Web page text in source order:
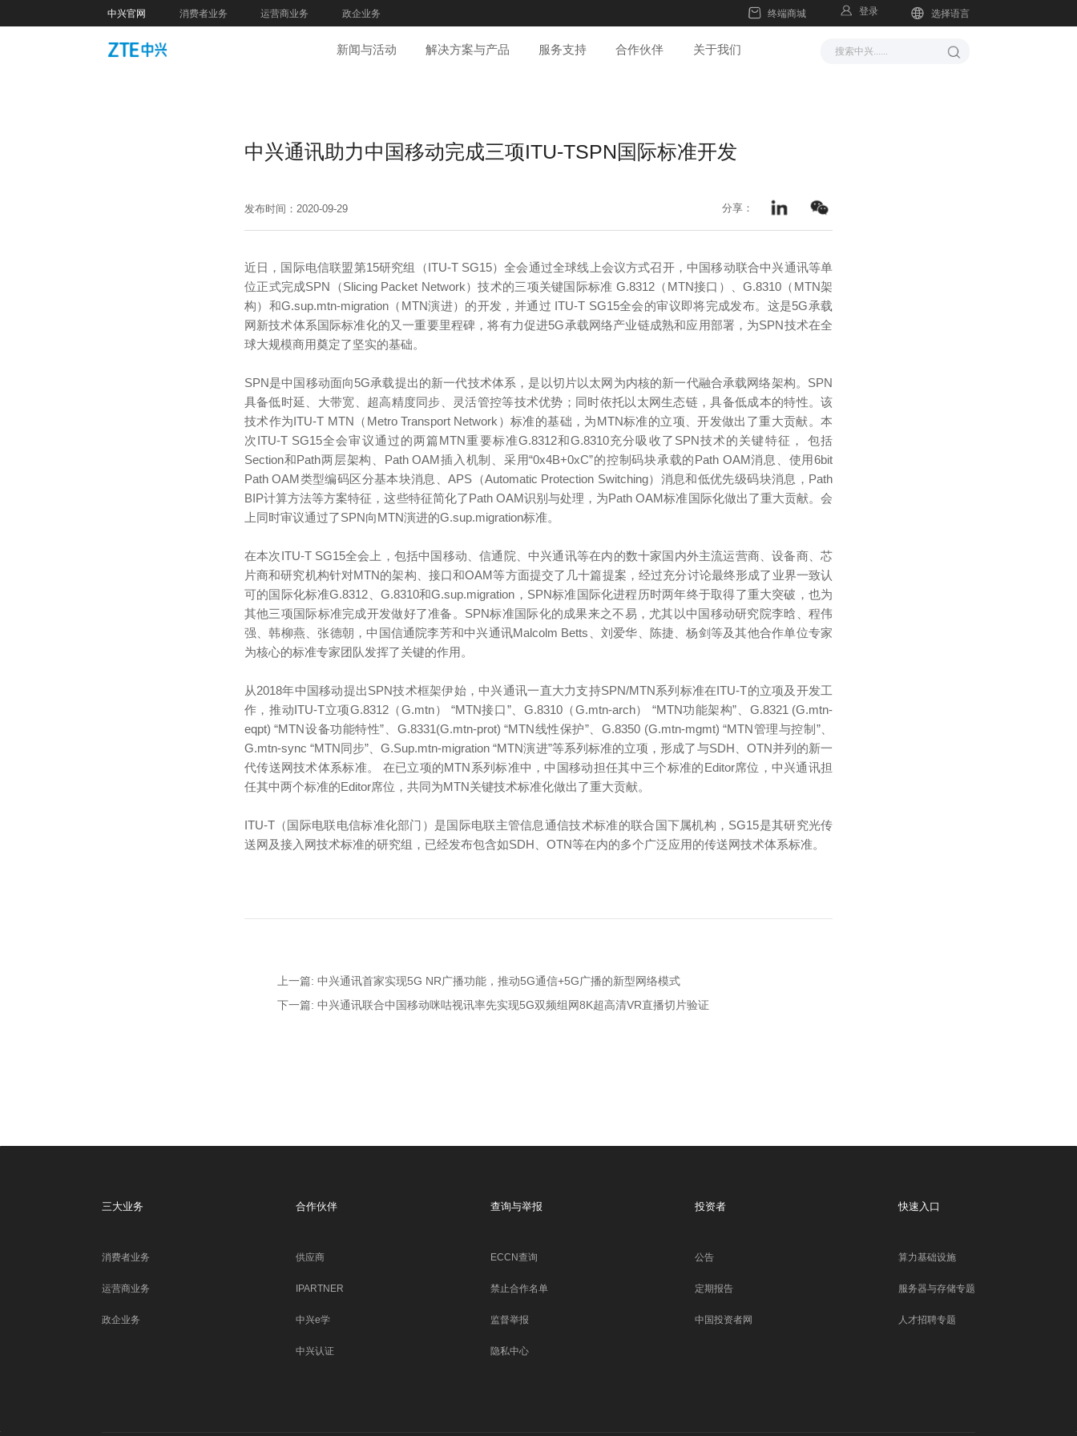
中兴官网 消费者业务 运营商业务 政企业务 终端商城 登录 选择语言
新闻与活动 解决方案与产品 服务支持 合作伙伴 关于我们
中兴通讯助力中国移动完成三项ITU-TSPN国际标准开发
发布时间：2020-09-29 分享：
近日，国际电信联盟第15研究组（ITU-T SG15）全会通过全球线上会议方式召开，中国移动联合中兴通讯等单
位正式完成SPN（Slicing Packet Network）技术的三项关键国际标准 G.8312（MTN接口）、G.8310（MTN架
构）和G.sup.mtn-migration（MTN演进）的开发，并通过 ITU-T SG15全会的审议即将完成发布。这是5G承载
网新技术体系国际标准化的又一重要里程碑，将有力促进5G承载网络产业链成熟和应用部署，为SPN技术在全
球大规模商用奠定了坚实的基础。
SPN是中国移动面向5G承载提出的新一代技术体系，是以切片以太网为内核的新一代融合承载网络架构。SPN
具备低时延、大带宽、超高精度同步、灵活管控等技术优势；同时依托以太网生态链，具备低成本的特性。该
技术作为ITU-T MTN（Metro Transport Network）标准的基础，为MTN标准的立项、开发做出了重大贡献。本
次ITU-T SG15全会审议通过的两篇MTN重要标准G.8312和G.8310充分吸收了SPN技术的关键特征， 包括
Section和Path两层架构、Path OAM插入机制、采用“0x4B+0xC”的控制码块承载的Path OAM消息、使用6bit
Path OAM类型编码区分基本块消息、APS（Automatic Protection Switching）消息和低优先级码块消息，Path
BIP计算方法等方案特征，这些特征简化了Path OAM识别与处理，为Path OAM标准国际化做出了重大贡献。会
上同时审议通过了SPN向MTN演进的G.sup.migration标准。
在本次ITU-T SG15全会上，包括中国移动、信通院、中兴通讯等在内的数十家国内外主流运营商、设备商、芯
片商和研究机构针对MTN的架构、接口和OAM等方面提交了几十篇提案，经过充分讨论最终形成了业界一致认
可的国际化标准G.8312、G.8310和G.sup.migration，SPN标准国际化进程历时两年终于取得了重大突破，也为
其他三项国际标准完成开发做好了准备。SPN标准国际化的成果来之不易，尤其以中国移动研究院李晗、程伟
强、韩柳燕、张德朝，中国信通院李芳和中兴通讯Malcolm Betts、刘爱华、陈捷、杨剑等及其他合作单位专家
为核心的标准专家团队发挥了关键的作用。
从2018年中国移动提出SPN技术框架伊始，中兴通讯一直大力支持SPN/MTN系列标准在ITU-T的立项及开发工
作，推动ITU-T立项G.8312（G.mtn） “MTN接口”、G.8310（G.mtn-arch） “MTN功能架构”、G.8321 (G.mtn-
eqpt) “MTN设备功能特性”、G.8331(G.mtn-prot) “MTN线性保护”、G.8350 (G.mtn-mgmt) “MTN管理与控制”、
G.mtn-sync “MTN同步”、G.Sup.mtn-migration “MTN演进”等系列标准的立项，形成了与SDH、OTN并列的新一
代传送网技术体系标准。 在已立项的MTN系列标准中，中国移动担任其中三个标准的Editor席位，中兴通讯担
任其中两个标准的Editor席位，共同为MTN关键技术标准化做出了重大贡献。
ITU-T（国际电联电信标准化部门）是国际电联主管信息通信技术标准的联合国下属机构，SG15是其研究光传
送网及接入网技术标准的研究组，已经发布包含如SDH、OTN等在内的多个广泛应用的传送网技术体系标准。
上一篇: 中兴通讯首家实现5G NR广播功能，推动5G通信+5G广播的新型网络模式
下一篇: 中兴通讯联合中国移动咪咕视讯率先实现5G双频组网8K超高清VR直播切片验证
三大业务
消费者业务
运营商业务
政企业务
合作伙伴
供应商
IPARTNER
中兴e学
中兴认证
查询与举报
ECCN查询
禁止合作名单
监督举报
隐私中心
投资者
公告
定期报告
中国投资者网
快速入口
算力基础设施
服务器与存储专题
人才招聘专题